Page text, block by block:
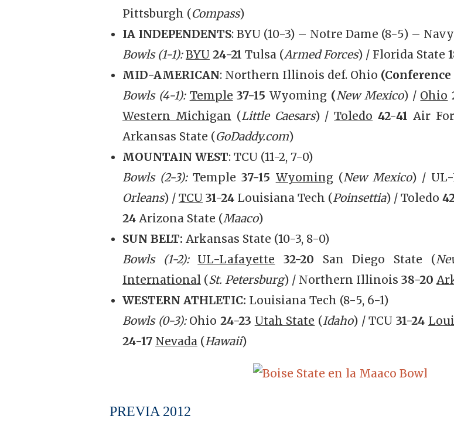
Pittsburgh (Compass)
IA INDEPENDENTS: BYU (10-3) – Notre Dame (8-5) –
Bowls (1-1): BYU 24-21 Tulsa (Armed Forces) / Florida State
MID-AMERICAN: Northern Illinois def. Ohio
Bowls (4-1): Temple 37-15 Wyoming (New Mexico) / Ohio
Western Michigan (Little Caesars) /Toledo 42-41 Air
Arkansas State (GoDaddy.com)
MOUNTAIN WEST: TCU (11-2, 7-0)
Bowls (2-3):Temple37-15 Wyoming(New Mexico) /
Orleans) / TCU 31-24 Louisiana Tech (Poinsettia) / Toledo
24 Arizona State (Maaco)
SUN BELT: Arkansas State (10-3, 8-0)
Bowls (1-2):
UL-Lafayette 32-20 San Diego State (
International (St. Petersburg) / Northern Illinois 38-20
WESTERN ATHLETIC: Louisiana Tech (8-5, 6-1)
Bowls (0-3): Ohio24-23 Utah State (Idaho) / TCU31-24
24-17 Nevada (Hawaii)
PREVIA 2012